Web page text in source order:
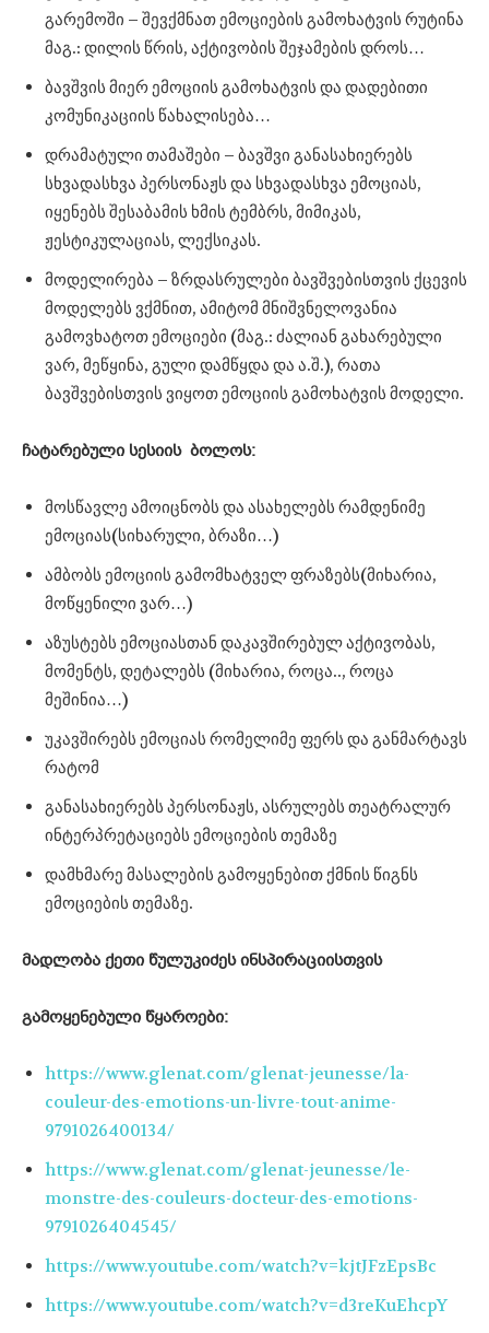
გარემოში – შევქმნათ ემოციების გამოხატვის რუტინა
მაგ.: დილის წრის, აქტივობის შეჯამების დროს…
ბავშვის მიერ ემოციის გამოხატვის და დადებითი
კომუნიკაციის წახალისება…
დრამატული თამაშები – ბავშვი განასახიერებს
სხვადასხვა პერსონაჟს და სხვადასხვა ემოციას,
იყენებს შესაბამის ხმის ტემბრს, მიმიკას,
ჟესტიკულაციას, ლექსიკას.
მოდელირება – ზრდასრულები ბავშვებისთვის ქცევის
მოდელებს ვქმნით, ამიტომ მნიშვნელოვანია
გამოვხატოთ ემოციები (მაგ.: ძალიან გახარებული
ვარ, მეწყინა, გული დამწყდა და ა.შ.), რათა
ბავშვებისთვის ვიყოთ ემოციის გამოხატვის მოდელი.
ჩატარებული სესიის ბოლოს:
მოსწავლე ამოიცნობს და ასახელებს რამდენიმე
ემოციას(სიხარული, ბრაზი…)
ამბობს ემოციის გამომხატველ ფრაზებს(მიხარია,
მოწყენილი ვარ…)
აზუსტებს ემოციასთან დაკავშირებულ აქტივობას,
მომენტს, დეტალებს (მიხარია, როცა.., როცა
მეშინია…)
უკავშირებს ემოციას რომელიმე ფერს და განმარტავს
რატომ
განასახიერებს პერსონაჟს, ასრულებს თეატრალურ
ინტერპრეტაციებს ემოციების თემაზე
დამხმარე მასალების გამოყენებით ქმნის წიგნს
ემოციების თემაზე.
მადლობა ქეთი წულუკიძეს ინსპირაციისთვის
გამოყენებული წყაროები:
https://www.glenat.com/glenat-jeunesse/la-
couleur-des-emotions-un-livre-tout-anime-
9791026400134/
https://www.glenat.com/glenat-jeunesse/le-
monstre-des-couleurs-docteur-des-emotions-
9791026404545/
https://www.youtube.com/watch?v=kjtJFzEpsBc
https://www.youtube.com/watch?v=d3reKuEhcpY